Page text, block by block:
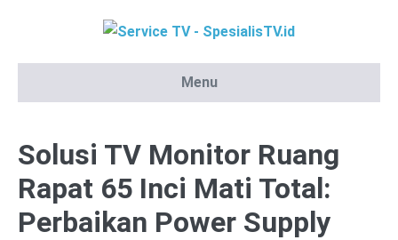
konten
Menu
Solusi TV Monitor Ruang
Rapat 65 Inci Mati Total:
Perbaikan Power Supply